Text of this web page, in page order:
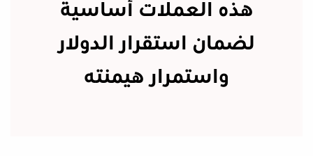
هذه العملات أساسية
لضمان استقرار الدولار
واستمرار هيمنته